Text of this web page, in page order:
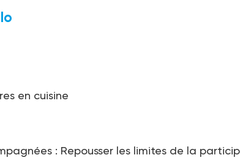
en cuisine
: Repousser les limites de la